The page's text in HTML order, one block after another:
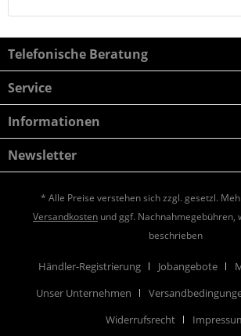
Telefonische Beratung
Service
Informationen
Newsletter
* Alle Preise verstehen sich zzgl. gesetzl.
Versandkosten und ggf. Nachnahmegebühren,
beschrieben
Händler-Registrierung Jobangebote
Unser Unternehmen
Widerrufsrecht